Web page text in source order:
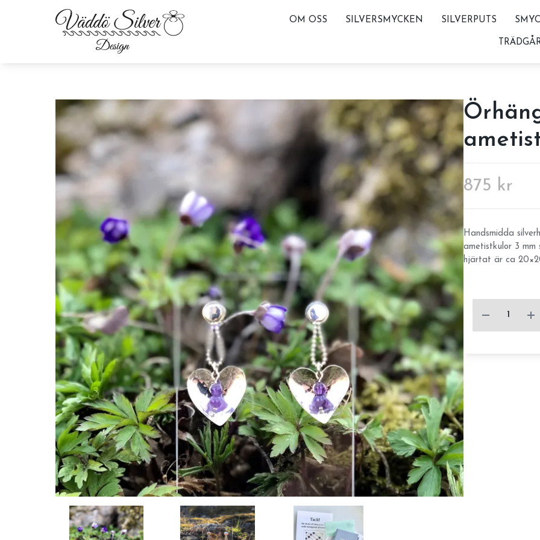
OM OSS SILVERSMYCKEN SILVERPUTS
875 kr
Handsmidda
ametistkulor 3
hjärtat är ca